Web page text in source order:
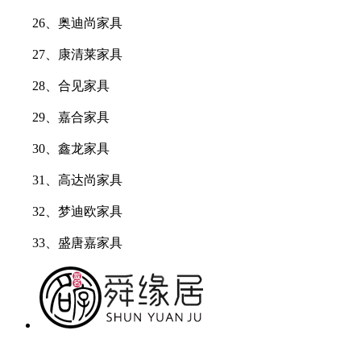
26、奥迪尚家具
27、康清莱家具
28、合见家具
29、嘉合家具
30、鑫龙家具
31、高达尚家具
32、梦迪欧家具
33、盛唐嘉家具